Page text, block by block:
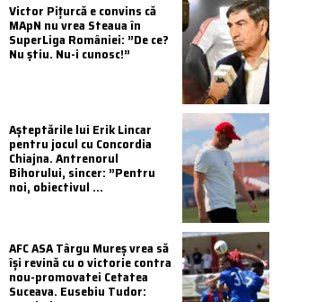
Victor Pițurcă e convins că
MApN nu vrea Steaua în
SuperLiga României: ”De ce?
Nu știu. Nu-i cunosc!”
Așteptările lui Erik Lincar
pentru jocul cu Concordia
Chiajna. Antrenorul
Bihorului, sincer: ”Pentru
noi, obiectivul ...
AFC ASA Târgu Mureș vrea să
își revină cu o victorie contra
nou-promovatei Cetatea
Suceava. Eusebiu Tudor: